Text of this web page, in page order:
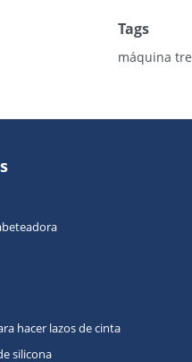
Tags
máquina
hacer lazos de cinta
silicona